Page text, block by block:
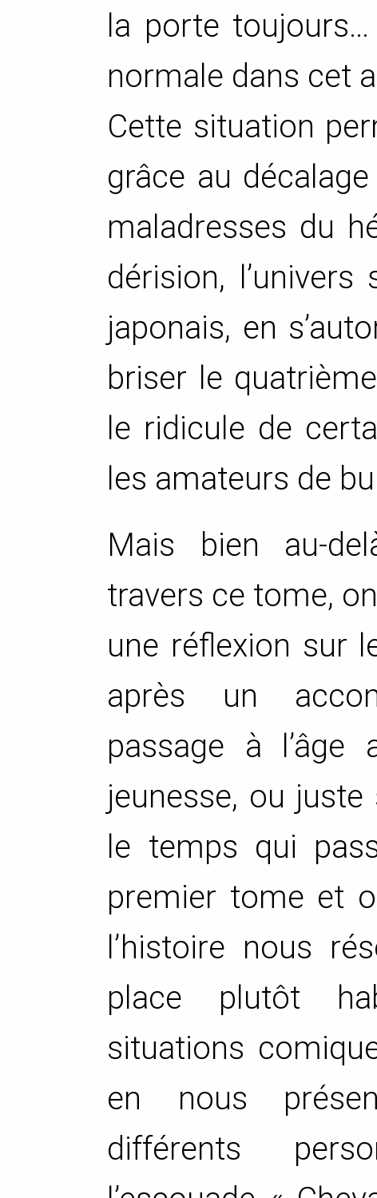
la porte
normale dans cet
Cette situation
grâce au
maladresses du
dérision,
japonais, en
briser le
le ridicule de
les amateurs de
Mais bien au-
travers ce tome,
une réflexion sur
après un
passage à
jeunesse, ou
le temps qui
premier tome et
l’histoire nous
place plutôt
situations
en nous
différents